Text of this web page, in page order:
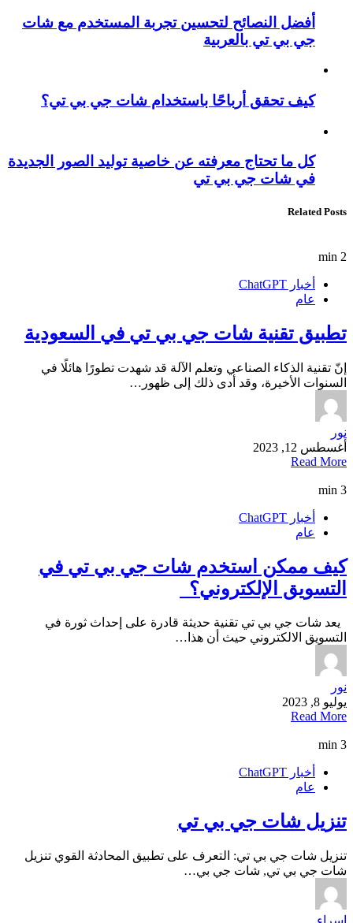
أفضل النصائح لتحسين تجربة المستخدم مع شات
جي بي تي بالعربية
كيف تحقق أرباحًا باستخدام شات جي بي تي؟
كل ما تحتاج معرفته عن خاصية توليد الصور الجديدة
في شات جي بي تي
Related Posts
2 min
أخبار ChatGPT
عام
تطبيق تقنية شات جي بي تي في السعودية
إنّ تقنية الذكاء الصناعي وتعلم الآلة قد شهدت تطورًا هائلًا في
السنوات الأخيرة، وقد أدى ذلك إلى ظهور…
نور
أغسطس 12, 2023
Read More
3 min
أخبار ChatGPT
عام
كيف ممكن استخدم شات جي بي تي في
التسويق الإلكتروني؟
يعد شات جي بي تي تقنية حديثة قادرة على إحداث ثورة في
التسويق الالكتروني حيث أن هذا…
نور
يوليو 8, 2023
Read More
3 min
أخبار ChatGPT
عام
تنزيل شات جي بي تي
تنزيل شات جي بي تي: التعرف على تطبيق المحادثة القوي تنزيل
شات جي بي تي, شات جي بي…